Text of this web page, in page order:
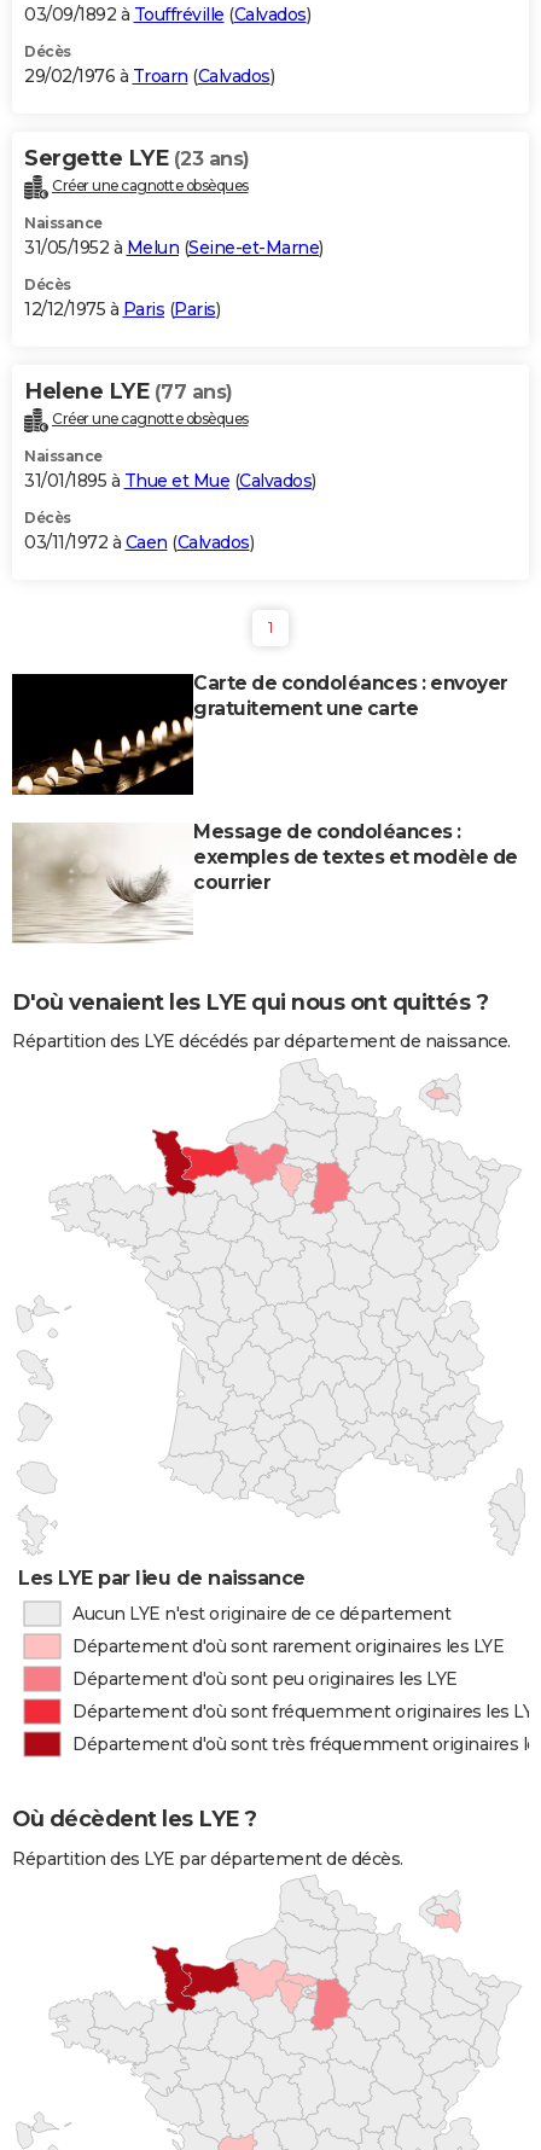
03/09/1892 à Touffréville (Calvados)
Décès
29/02/1976 à Troarn (Calvados)
Sergette LYE (23 ans)
Créer une cagnotte obsèques
Naissance
31/05/1952 à Melun (Seine-et-Marne)
Décès
12/12/1975 à Paris (Paris)
Helene LYE (77 ans)
Créer une cagnotte obsèques
Naissance
31/01/1895 à Thue et Mue (Calvados)
Décès
03/11/1972 à Caen (Calvados)
1
Carte de condoléances : envoyer
gratuitement une carte
Message de condoléances :
exemples de textes et modèle de
courrier
D'où venaient les LYE qui nous ont quittés ?
Répartition des LYE décédés par département de naissance.
Les LYE par lieu de naissance
Aucun LYE n'est originaire de ce département
Département d'où sont rarement originaires les LYE
Département d'où sont peu originaires les LYE
Département d'où sont fréquemment originaires les
Département d'où sont très fréquemment originaires
Où décèdent les LYE ?
Répartition des LYE par département de décès.